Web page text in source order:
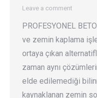
Leave a comment
PROFESYONEL
ve zemin kaplama
ortaya çıkan
zaman aynı
elde edilemediği
kaynaklanan zemin